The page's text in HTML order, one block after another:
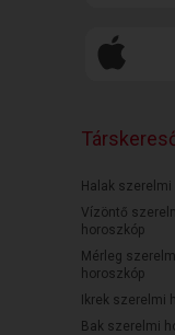
Halak
Vízöntő
horoszkóp
Mérleg
horoszkóp
Ikrek szerelmi
Bak szerelmi